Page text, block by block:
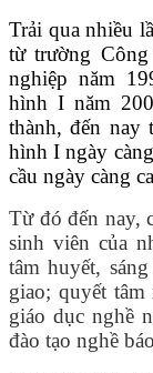
Trải qua nhiều
từ trường
nghiệp năm
hình I năm
thành, đến nay
hình I ngày
cầu ngày càng
Từ đó đến nay,
sinh viên của
tâm huyết,
giao; quyết
giáo dục nghề
đào tạo nghề